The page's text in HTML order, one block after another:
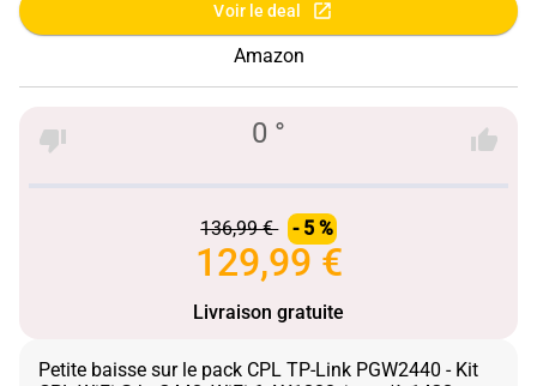
Voir le deal
Amazon
0 °
136,99 € - 5 %
129,99 €
Livraison gratuite
Petite baisse sur le pack CPL TP-Link PGW2440 - Kit